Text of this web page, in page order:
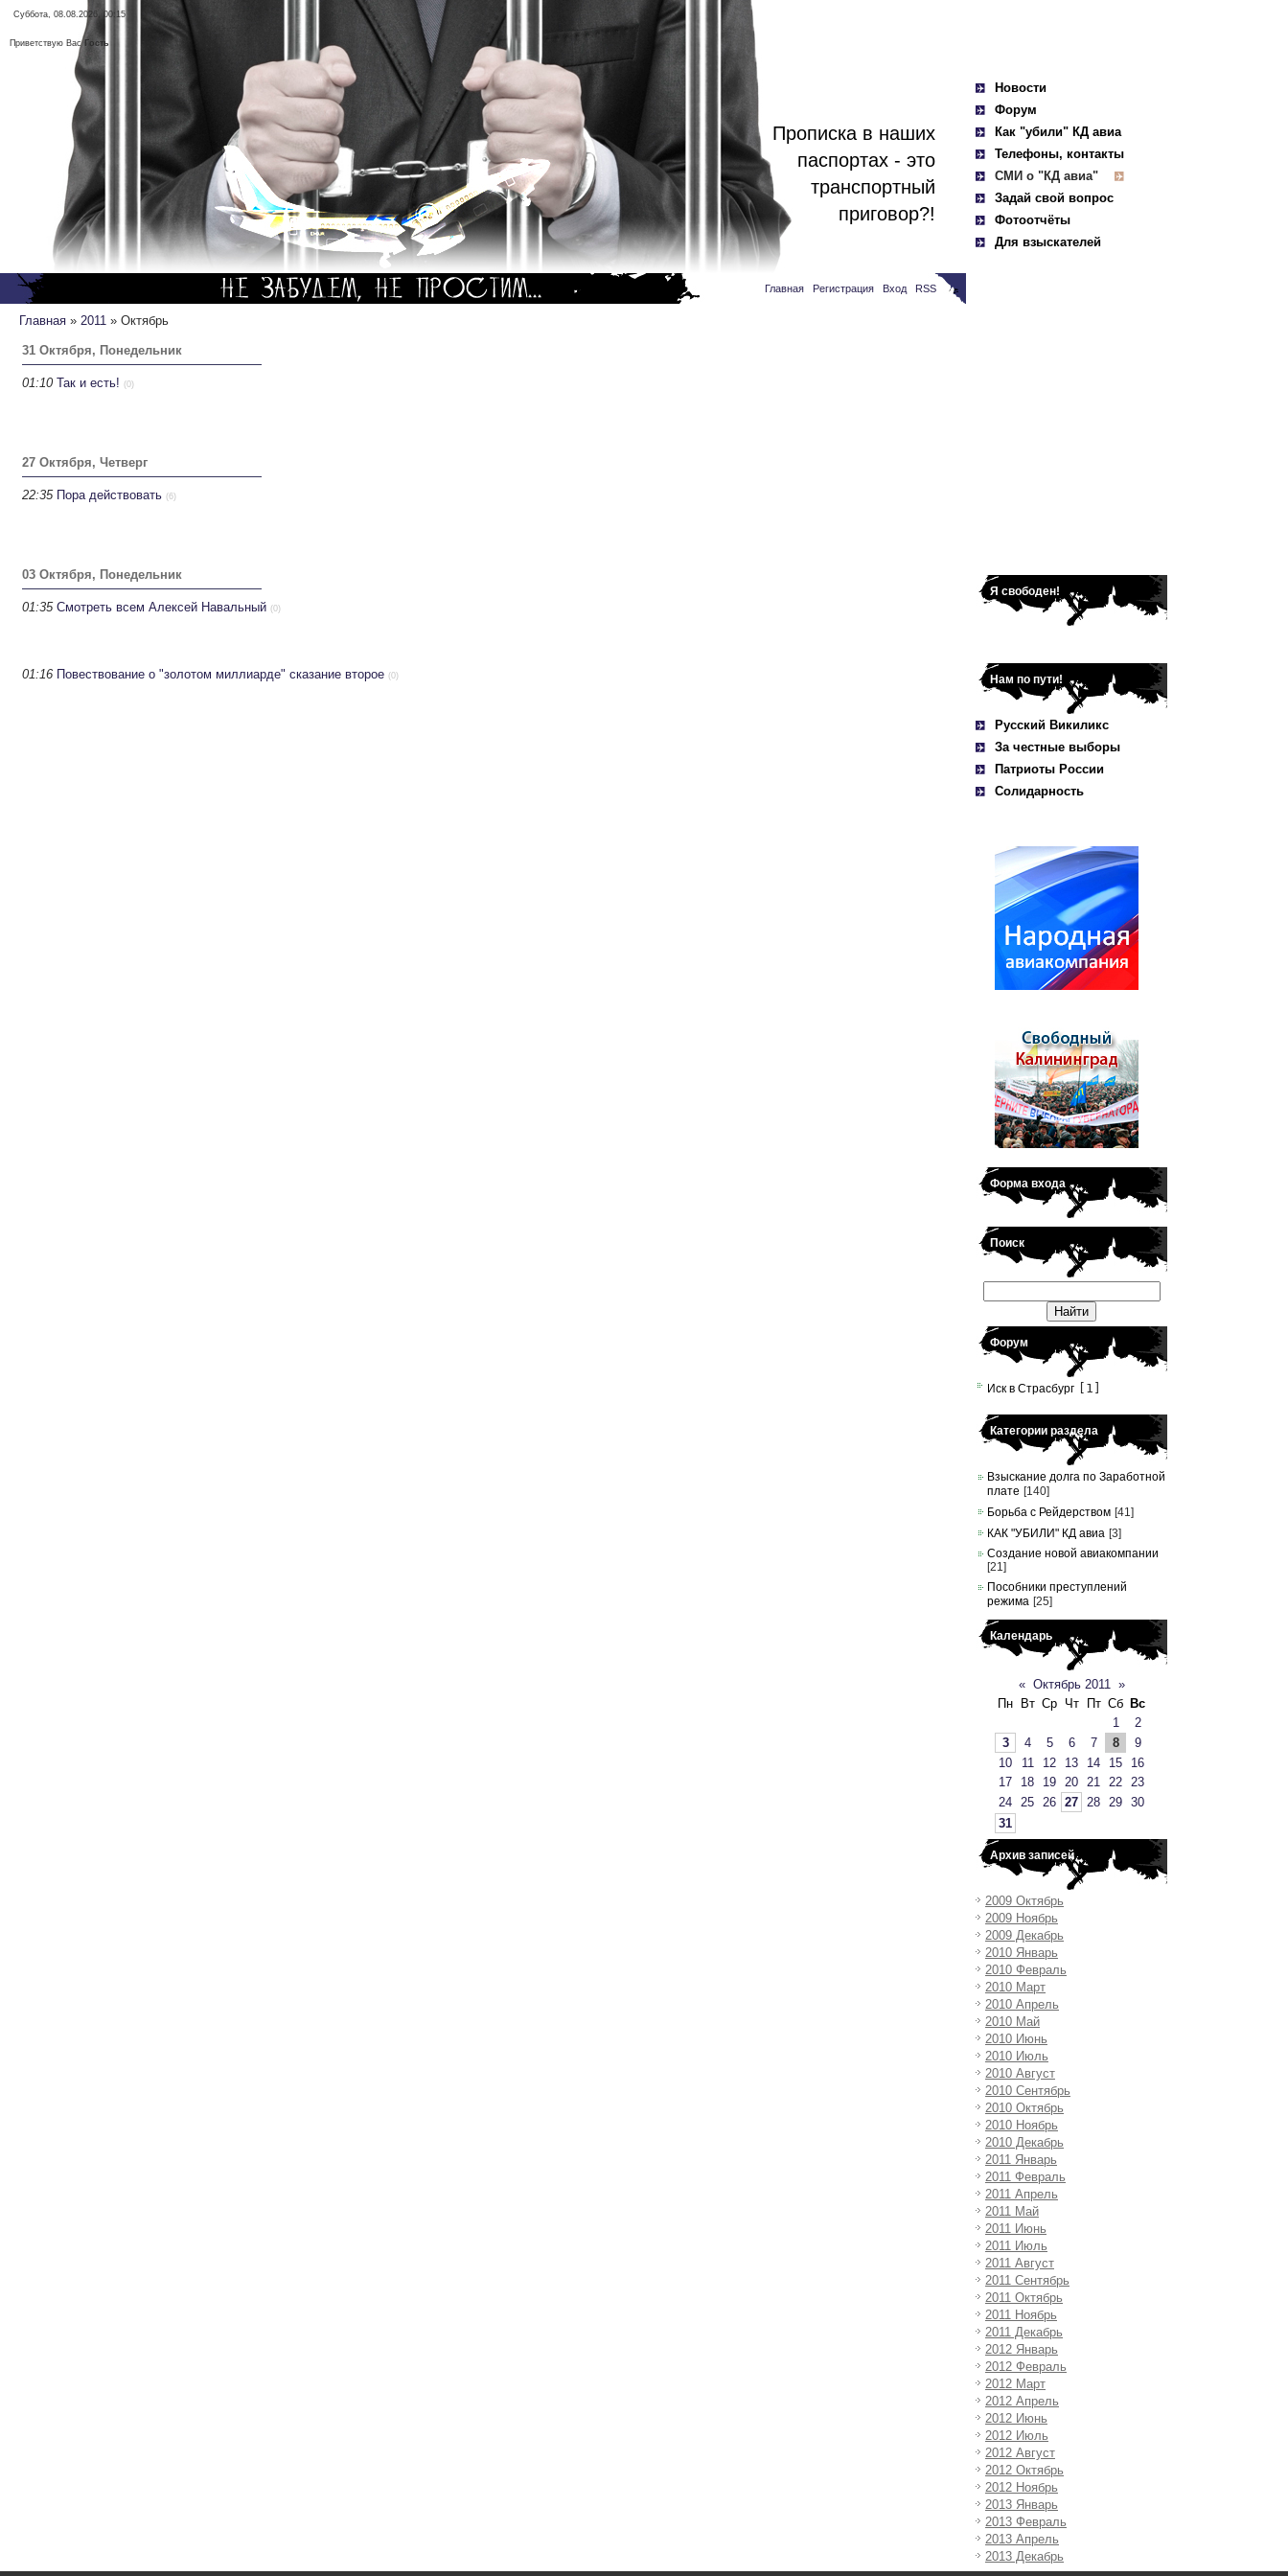
Суббота, 08.08.2026, 00:15
Приветствую Вас Гость
Прописка в наших
паспортах - это
транспортный
приговор?!
Главная Регистрация Вход RSS
Главная »2011 » Октябрь
31 Октября, Понедельник
01:10 Так и есть! (0)
27 Октября, Четверг
22:35 Пора действовать (6)
03 Октября, Понедельник
01:35 Смотреть всем Алексей Навальный (0)
01:16 Повествование о "золотом миллиарде" сказание второе (0)
Новости
Форум
Как "убили" КД авиа
Телефоны, контакты
СМИ о "КД авиа"
Задай свой вопрос
Фотоотчёты
Для взыскателей
Я свободен!
Нам по пути!
Русский Викиликс
За честные выборы
Патриоты России
Солидарность
Форма входа
Поиск
Форум
Иск в Страсбург [1]
Категории раздела
Взыскание долга по Заработной
плате [140]
Борьба с Рейдерством [41]
КАК "УБИЛИ" КД авиа [3]
Создание новой авиакомпании
[21]
Пособники преступлений
режима [25]
Календарь
« Октябрь 2011 »
Пн
Вт Ср Чт Пт Сб Вс
1
2
3
4 5 6 7 8
9
10
11 12 13 14 15
16
17
18 19 20 21 22 23
24 25 26 27 28 29 30
31
Архив записей
2009 Октябрь
2009 Ноябрь
2009 Декабрь
2010 Январь
2010 Февраль
2010 Март
2010 Апрель
2010 Май
2010 Июнь
2010 Июль
2010 Август
2010 Сентябрь
2010 Октябрь
2010 Ноябрь
2010 Декабрь
2011 Январь
2011 Февраль
2011 Апрель
2011 Май
2011 Июнь
2011 Июль
2011 Август
2011 Сентябрь
2011 Октябрь
2011 Ноябрь
2011 Декабрь
2012 Январь
2012 Февраль
2012 Март
2012 Апрель
2012 Июнь
2012 Июль
2012 Август
2012 Октябрь
2012 Ноябрь
2013 Январь
2013 Февраль
2013 Апрель
2013 Декабрь